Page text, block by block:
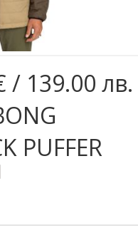
/ 139.00 лв.
PUFFER